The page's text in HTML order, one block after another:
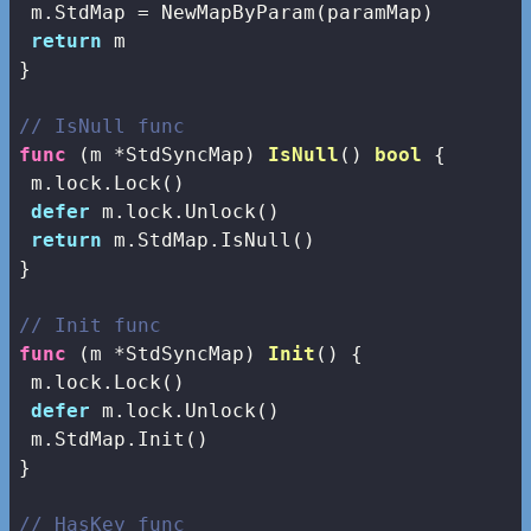
m.StdMap = NewMapByParam(paramMap)
return m
}
// IsNull func
func
(m *StdSyncMap) IsNull () bool {
m.lock.Lock()
defer m.lock.Unlock()
return m.StdMap.IsNull()
}
// Init func
func
(m *StdSyncMap) Init ()
{
m.lock.Lock()
defer m.lock.Unlock()
m.StdMap.Init()
}
// HasKey func